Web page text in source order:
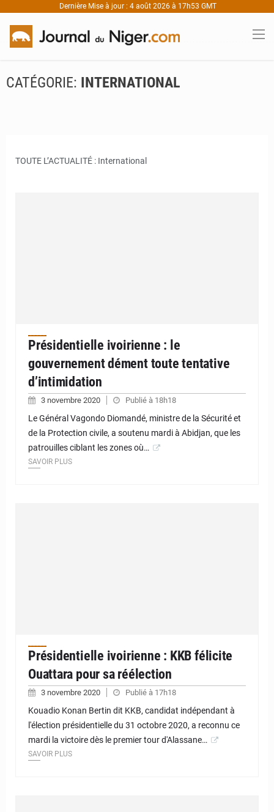
Dernière Mise à jour : 4 août 2026 à 17h53 GMT
CATÉGORIE: INTERNATIONAL
TOUTE L’ACTUALITÉ : International
Présidentielle ivoirienne : le
gouvernement dément toute tentative
d’intimidation
3 novembre 2020 Publié à 18h18
Le Général Vagondo Diomandé, ministre de la Sécurité et
de la Protection civile, a soutenu mardi à Abidjan, que les
patrouilles ciblant les zones où…
SAVOIR PLUS
Présidentielle ivoirienne : KKB félicite
Ouattara pour sa réélection
3 novembre 2020 Publié à 17h18
Kouadio Konan Bertin dit KKB, candidat indépendant à
l'élection présidentielle du 31 octobre 2020, a reconnu ce
mardi la victoire dès le premier tour d'Alassane…
SAVOIR PLUS